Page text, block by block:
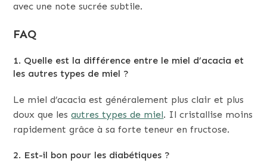
avec une note sucrée subtile.
FAQ
1. Quelle est la différence entre le miel d’acacia et
les autres types de miel ?
Le miel d’acacia est généralement plus clair et plus
doux que lesautres types de miel. Il cristallise moins
rapidement grâce à sa forte teneur en fructose.
2. Est-il bon pour les diabétiques ?